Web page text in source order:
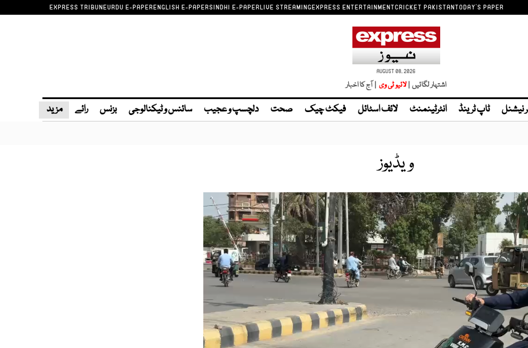
EXPRESS TRIBUNEURDU E-PAPERENGLISH E-PAPERSINDHI E-PAPERLIVE STREAMINGEXPRESS ENTERTAINMENTCRICKET PAKISTANTODAY'S PAPER
AUGUST 08, 2026
اشتہار لگائیں | | آج کا اخبار
نیشنل ٹاپ ٹرینڈ انٹرٹینمنٹ لائف اسٹائل فیکٹ چیک صحت دلچسپ و عجیب سائنس و ٹیکنالوجی بزنس رائے مزید
ویڈیوز